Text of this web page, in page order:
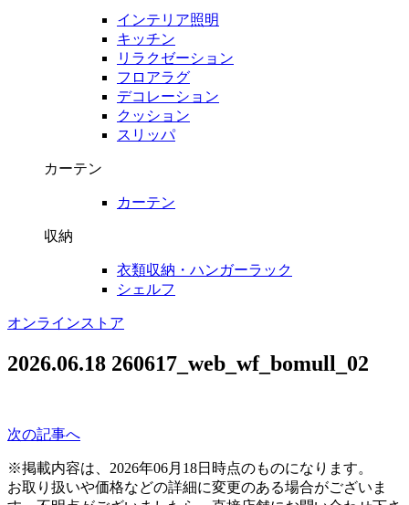
インテリア照明
キッチン
リラクゼーション
フロアラグ
デコレーション
クッション
スリッパ
カーテン
カーテン
収納
衣類収納・ハンガーラック
シェルフ
オンラインストア
2026.06.18 260617_web_wf_bomull_02
次の記事へ
※掲載内容は、2026年06月18日時点のものになります。
お取り扱いや価格などの詳細に変更のある場合がございま